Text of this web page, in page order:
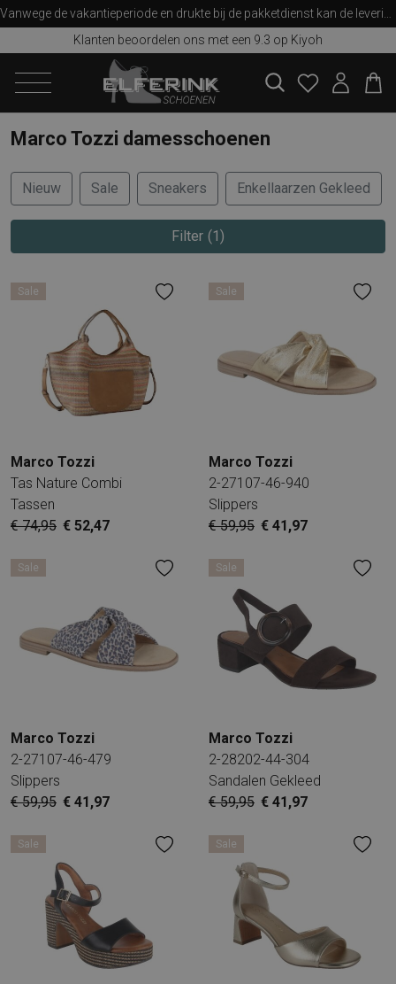
Klanten beoordelen ons met een 9.3 op Kiyoh
Marco Tozzi damesschoenen
Nieuw Sale Sneakers Enkellaarzen Gekleed
Filter 1
Sale
Marco Tozzi
Tas Nature Combi
Tassen
€ 74,95 € 52,47
Sale
Marco Tozzi
2-27107-46-940
Slippers
€ 59,95 € 41,97
Sale
Marco Tozzi
2-27107-46-479
Slippers
€ 59,95 € 41,97
Sale
Marco Tozzi
2-28202-44-304
Sandalen Gekleed
€ 59,95 € 41,97
Sale Sale